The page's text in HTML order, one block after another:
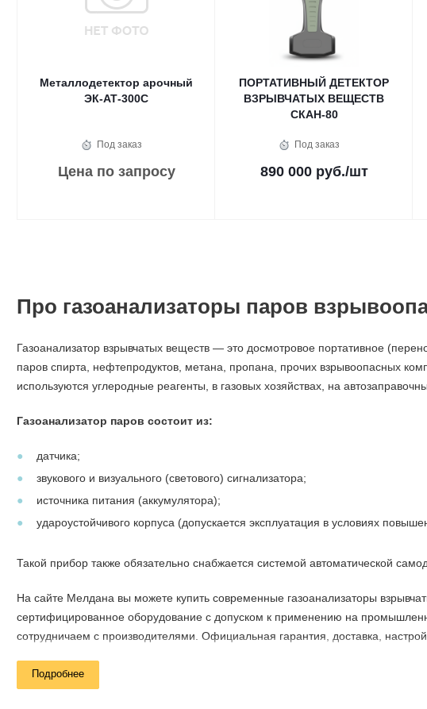
Металлодетектор арочный
ЭК-АТ-300С
Под заказ
Цена по запросу
ПОРТАТИВНЫЙ ДЕТЕКТОР
ВЗРЫВЧАТЫХ ВЕЩЕСТВ
СКАН-80
Под заказ
890 000 руб./шт
Про газоанализаторы паров
Газоанализатор взрывчатых веществ — это досмотровое портативное
паров спирта, нефтепродуктов, метана, пропана, прочих взрывоопасных
используются углеродные реагенты, в газовых хозяйствах, на
Газоанализатор паров состоит из:
датчика;
звукового и визуального (светового) сигнализатора;
источника питания (аккумулятора);
удароустойчивого корпуса (допускается эксплуатация в условиях
Такой прибор также обязательно снабжается системой автоматической
На сайте Мелдана вы можете купить современные газоанализаторы
сертифицированное оборудование с допуском к применению на
сотрудничаем с производителями. Официальная гарантия, доставка,
Подробнее